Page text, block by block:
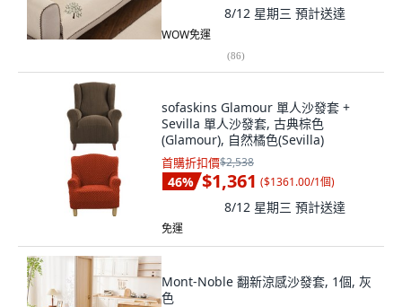
8/12 星期三 預計送達
WOW免運
(86)
sofaskins Glamour 單人沙發套 +
Sevilla 單人沙發套, 古典棕色
(Glamour), 自然橘色(Sevilla)
首購折扣價$2,538
46% $1,361 ($1361.00/1個)
8/12 星期三 預計送達
免運
Mont-Noble 翻新涼感沙發套, 1個, 灰
色